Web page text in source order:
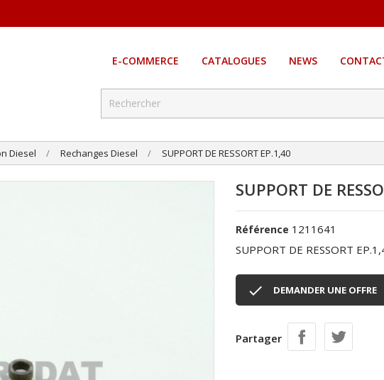
E-COMMERCE CATALOGUES NEWS
Diesel Rechanges Diesel SUPPORT DE RESSORT EP.1,40
SUPPORT DE
Référence 1211641
SUPPORT DE RESSORT
 DEMANDER UNE OFFRE
Partager